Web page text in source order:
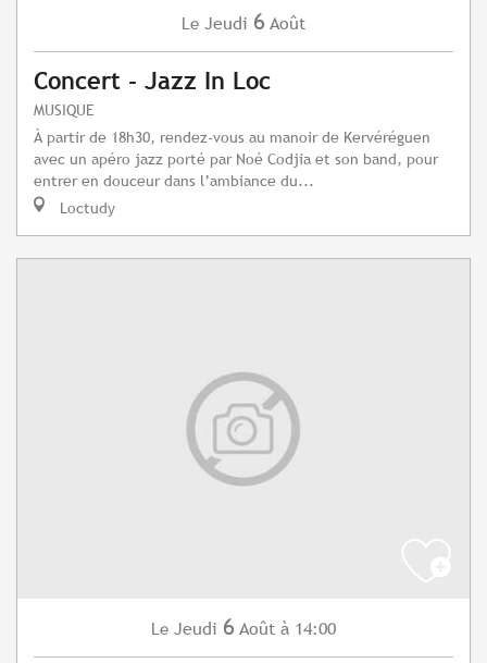
Le Jeudi 6 Août
Concert - Jazz In Loc
MUSIQUE
À partir de 18h30, rendez-vous au manoir de Kervéréguen
avec un apéro jazz porté par Noé Codjia et son band, pour
entrer en douceur dans l’ambiance du...
Loctudy
Le Jeudi 6 Août à 14:00